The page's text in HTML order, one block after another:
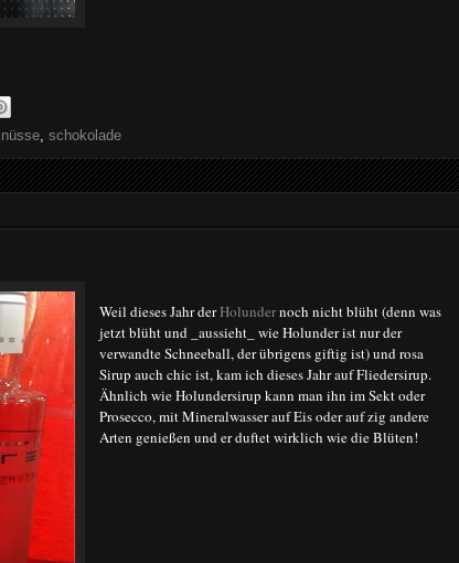
nüsse, schokolade
Weil dieses Jahr derHolundernoch nicht blüht (denn was
jetzt blüht und _aussieht_ wie Holunder ist nur der
verwandte Schneeball, der übrigens giftig ist) und rosa
Sirup auch chic ist, kam ich dieses Jahr auf Fliedersirup.
Ähnlich wie Holundersirup kann man ihn im Sekt oder
Prosecco, mit Mineralwasser auf Eis oder auf zig andere
Arten genießen und er duftet wirklich wie die Blüten!